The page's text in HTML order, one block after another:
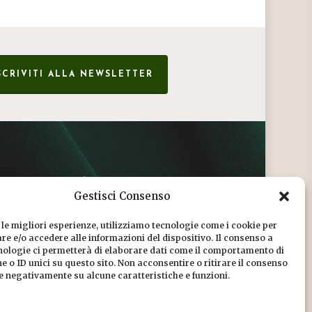
Gestisci Consenso
migliori esperienze, utilizziamo tecnologie come i cookie per
e/o accedere alle informazioni del dispositivo. Il consenso a
ci permetterà di elaborare dati come il comportamento di
o ID unici su questo sito. Non acconsentire o ritirare il consenso
negativamente su alcune caratteristiche e funzioni.
ALLA NEWSLETTER
COOKIE POLICY
DICONO DI NOI
CHI SIAMO